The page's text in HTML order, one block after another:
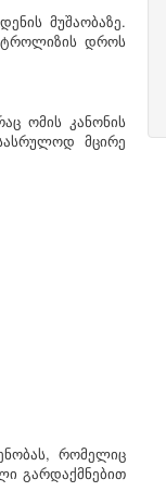
მუშაობაზე.
დროს
ომის კანონის
მცირე
რომელიც
გარდაქმნებით